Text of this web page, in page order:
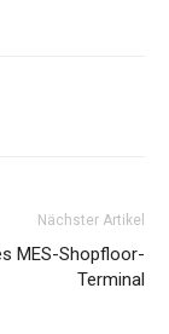
Nächster Artikel
MES-Shopfloor-
Terminal